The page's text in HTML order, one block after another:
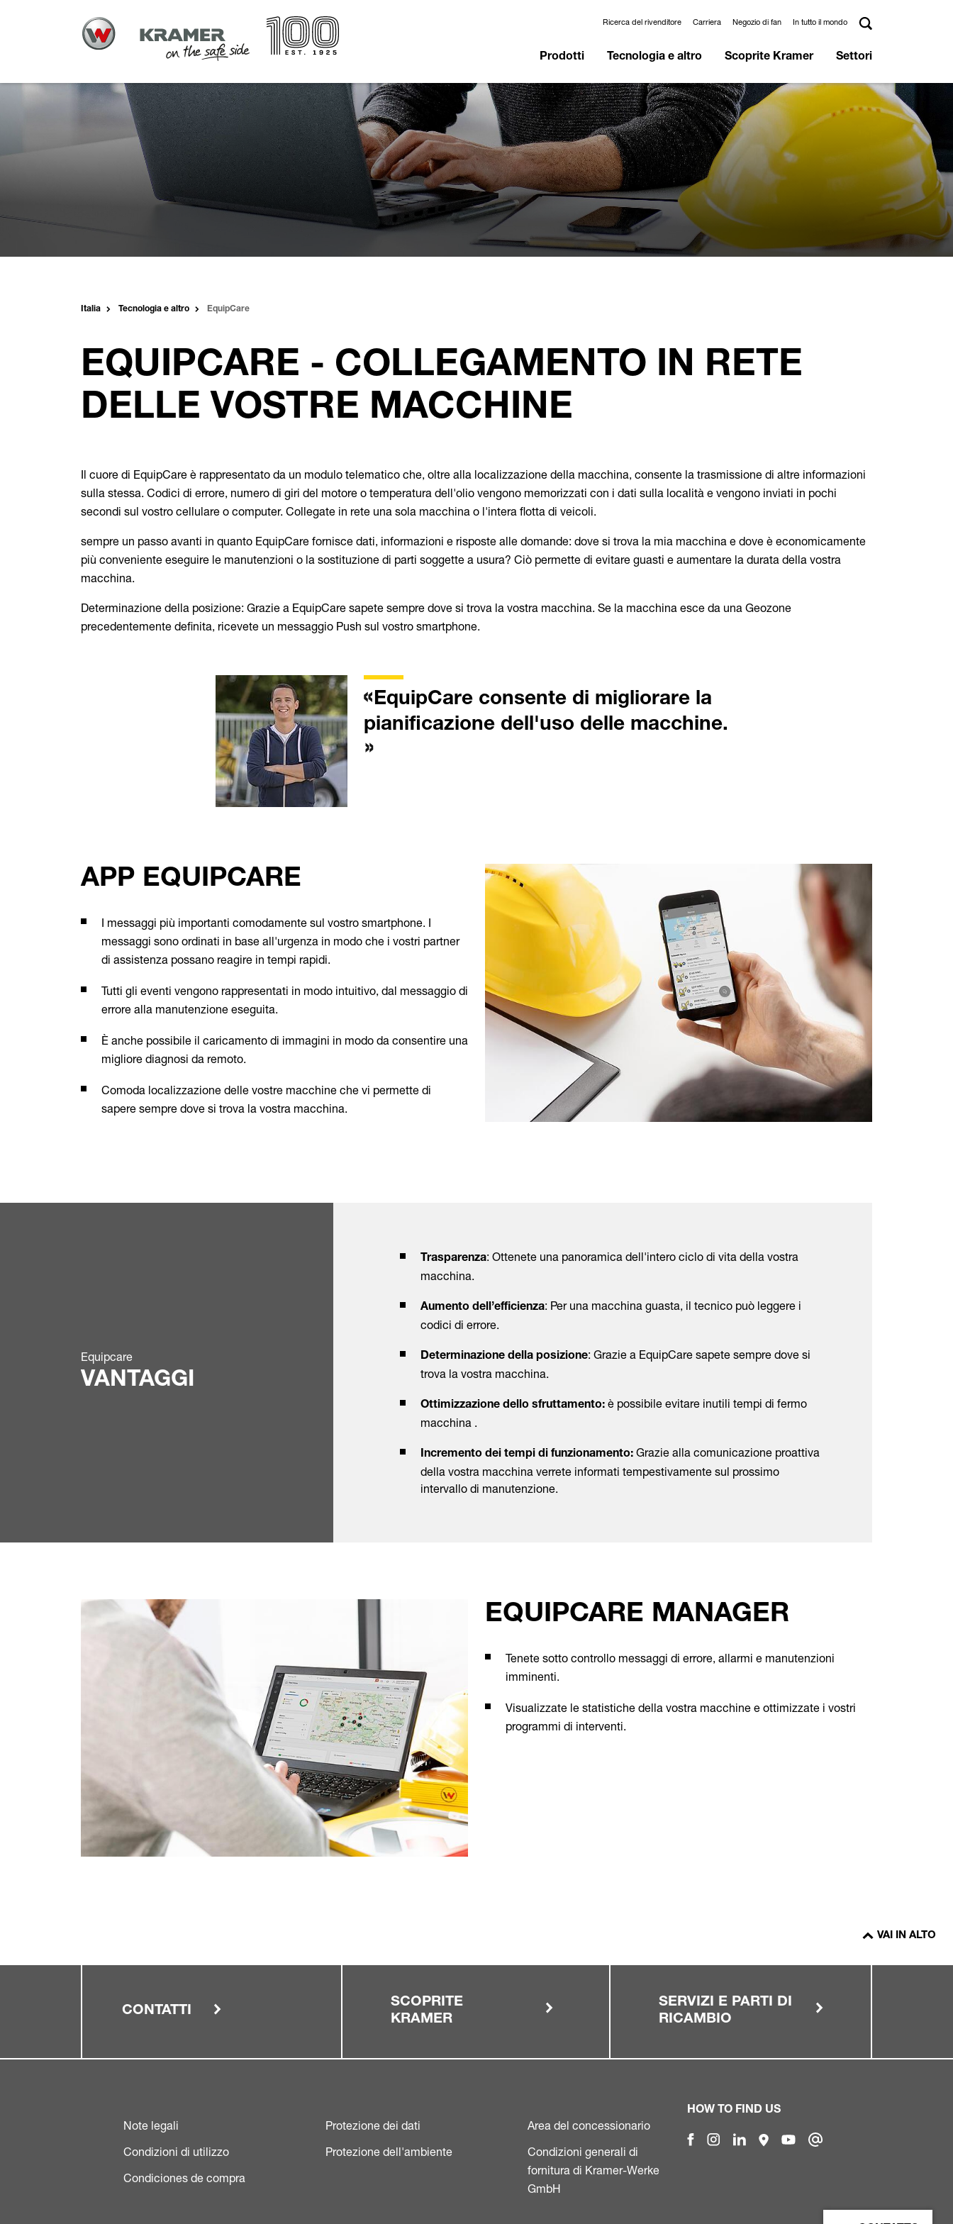
Ricerca del rivenditore Carriera Negozio di fan In tutto il mondo
Prodotti Tecnologia e altro Scoprite Kramer Settori
Italia Tecnologia e altro EquipCare
EQUIPCARE - COLLEGAMENTO IN RETE
DELLE VOSTRE MACCHINE
Il cuore di EquipCare è rappresentato da un modulo telematico che, oltre alla localizzazione della macchina, consente la trasmissione di altre informazioni
sulla stessa. Codici di errore, numero di giri del motore o temperatura dell'olio vengono memorizzati con i dati sulla località e vengono inviati in pochi
secondi sul vostro cellulare o computer. Collegate in rete una sola macchina o l'intera flotta di veicoli.
sempre un passo avanti in quanto EquipCare fornisce dati, informazioni e risposte alle domande: dove si trova la mia macchina e dove è economicamente
più conveniente eseguire le manutenzioni o la sostituzione di parti soggette a usura? Ciò permette di evitare guasti e aumentare la durata della vostra
macchina.
Determinazione della posizione: Grazie a EquipCare sapete sempre dove si trova la vostra macchina. Se la macchina esce da una Geozone
precedentemente definita, ricevete un messaggio Push sul vostro smartphone.
EquipCare consente di migliorare la
pianificazione dell'uso delle macchine.
APP EQUIPCARE
I messaggi più importanti comodamente sul vostro smartphone. I
messaggi sono ordinati in base all'urgenza in modo che i vostri partner
di assistenza possano reagire in tempi rapidi.
Tutti gli eventi vengono rappresentati in modo intuitivo, dal messaggio di
errore alla manutenzione eseguita.
È anche possibile il caricamento di immagini in modo da consentire una
migliore diagnosi da remoto.
Comoda localizzazione delle vostre macchine che vi permette di
sapere sempre dove si trova la vostra macchina.
Equipcare
VANTAGGI
Trasparenza: Ottenete una panoramica dell'intero ciclo di vita della vostra
macchina.
Aumento dell’efficienza: Per una macchina guasta, il tecnico può leggere i
codici di errore.
Determinazione della posizione: Grazie a EquipCare sapete sempre dove si
trova la vostra macchina.
Ottimizzazione dello sfruttamento: è possibile evitare inutili tempi di fermo
macchina .
Incremento dei tempi di funzionamento: Grazie alla comunicazione proattiva
della vostra macchina verrete informati tempestivamente sul prossimo
intervallo di manutenzione.
EQUIPCARE MANAGER
Tenete sotto controllo messaggi di errore, allarmi e manutenzioni
imminenti.
Visualizzate le statistiche della vostra macchine e ottimizzate i vostri
programmi di interventi.
VAI IN ALTO
CONTATTI
SCOPRITE
KRAMER
SERVIZI E PARTI DI
RICAMBIO
Note legali
Condizioni di utilizzo
Condiciones de compra
Protezione dei dati
Protezione dell'ambiente
Area del concessionario
Condizioni generali di
fornitura di Kramer-Werke
GmbH
HOW TO FIND US